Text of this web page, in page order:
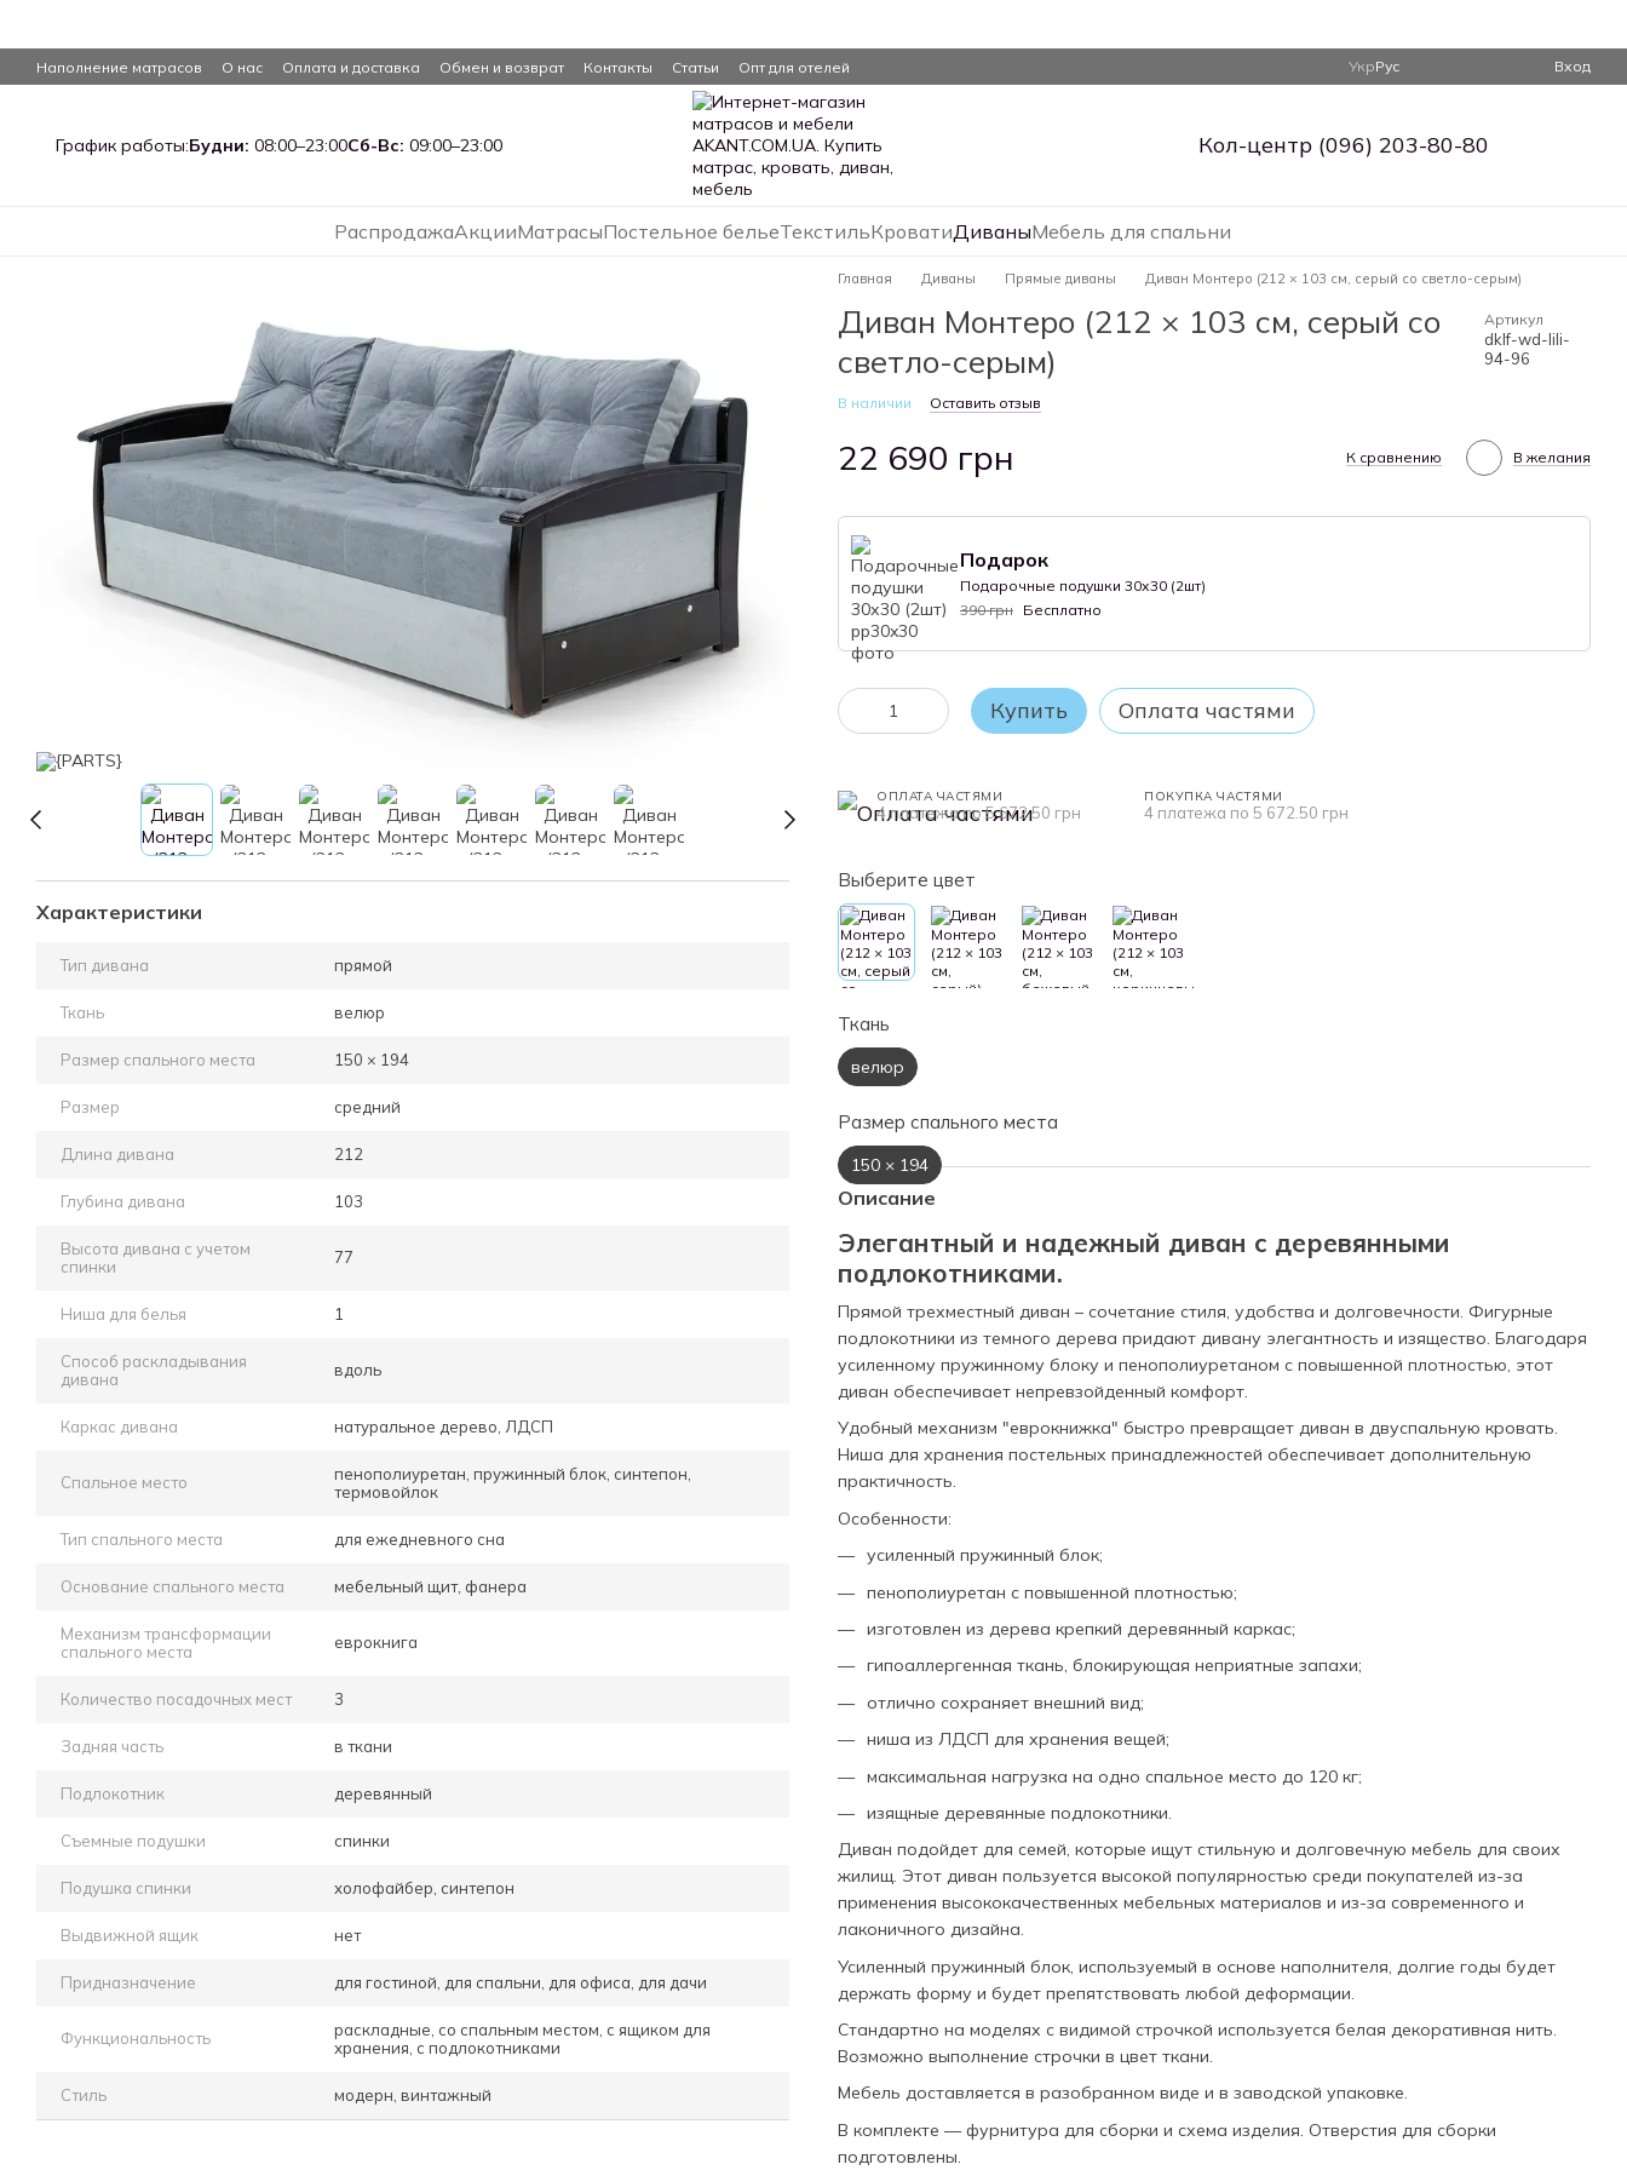
Наполнение матрасов О нас Оплата и доставка Обмен и возврат Контакты Статьи Опт для отелей УкрРус Вход
График работы:Будни: 08:00–23:00Сб-Вс: 09:00–23:00 Кол-центр (096) 203-80-80
РаспродажаАкцииМатрасыПостельное бельеТекстильКроватиДиваныМебель для спальни
Характеристики
Тип дивана прямой
Ткань велюр
Размер спального места 150 × 194
Размер средний
Длина дивана 212
Глубина дивана 103
Высота дивана с учетом
спинки
77
Ниша для белья 1
Способ раскладывания
дивана
вдоль
Каркас дивана натуральное дерево, ЛДСП
Спальное место
пенополиуретан, пружинный блок, синтепон,
термовойлок
Тип спального места для ежедневного сна
Основание спального места мебельный щит, фанера
Механизм трансформации
спального места
еврокнига
Количество посадочных мест 3
Задняя часть в ткани
Подлокотник деревянный
Съемные подушки спинки
Подушка спинки холофайбер, синтепон
Выдвижной ящик нет
Придназначение для гостиной, для спальни, для офиса, для дачи
Функциональность
раскладные, со спальным местом, с ящиком для
хранения, с подлокотниками
Стиль модерн, винтажный
Главная Диваны Прямые диваны Диван Монтеро (212 × 103 см, серый со светло-серым)
Диван Монтеро (212 × 103 см, серый со
светло-серым)
Артикул
dklf-wd-lili-
94-96
В наличии Оставить отзыв
22 690 грн К сравнению В желания
Подарок
Подарочные подушки 30х30 (2шт)
390 грн Бесплатно
Купить Оплата частями
ОПЛАТА ЧАСТЯМИ
4 платежа по 5 672.50 грн
ПОКУПКА ЧАСТЯМИ
4 платежа по 5 672.50 грн
Выберите цвет
Ткань
велюр
Размер спального места
150 × 194
Описание
Элегантный и надежный диван с деревянными
подлокотниками.
Прямой трехместный диван – сочетание стиля, удобства и долговечности. Фигурные
подлокотники из темного дерева придают дивану элегантность и изящество. Благодаря
усиленному пружинному блоку и пенополиуретаном с повышенной плотностью, этот
диван обеспечивает непревзойденный комфорт.
Удобный механизм "еврокнижка" быстро превращает диван в двуспальную кровать.
Ниша для хранения постельных принадлежностей обеспечивает дополнительную
практичность.
Особенности:
усиленный пружинный блок;
пенополиуретан с повышенной плотностью;
изготовлен из дерева крепкий деревянный каркас;
гипоаллергенная ткань, блокирующая неприятные запахи;
отлично сохраняет внешний вид;
ниша из ЛДСП для хранения вещей;
максимальная нагрузка на одно спальное место до 120 кг;
изящные деревянные подлокотники.
Диван подойдет для семей, которые ищут стильную и долговечную мебель для своих
жилищ. Этот диван пользуется высокой популярностью среди покупателей из-за
применения высококачественных мебельных материалов и из-за современного и
лаконичного дизайна.
Усиленный пружинный блок, используемый в основе наполнителя, долгие годы будет
держать форму и будет препятствовать любой деформации.
Стандартно на моделях с видимой строчкой используется белая декоративная нить.
Возможно выполнение строчки в цвет ткани.
Мебель доставляется в разобранном виде и в заводской упаковке.
В комплекте — фурнитура для сборки и схема изделия. Отверстия для сборки
подготовлены.